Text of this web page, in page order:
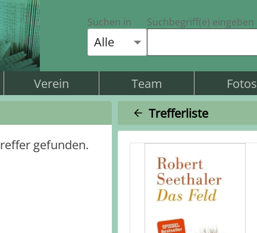
Suchen in
Alle
Suchbegriff(e) eingeben
Verein Team Fotos
gefunden.
Trefferliste